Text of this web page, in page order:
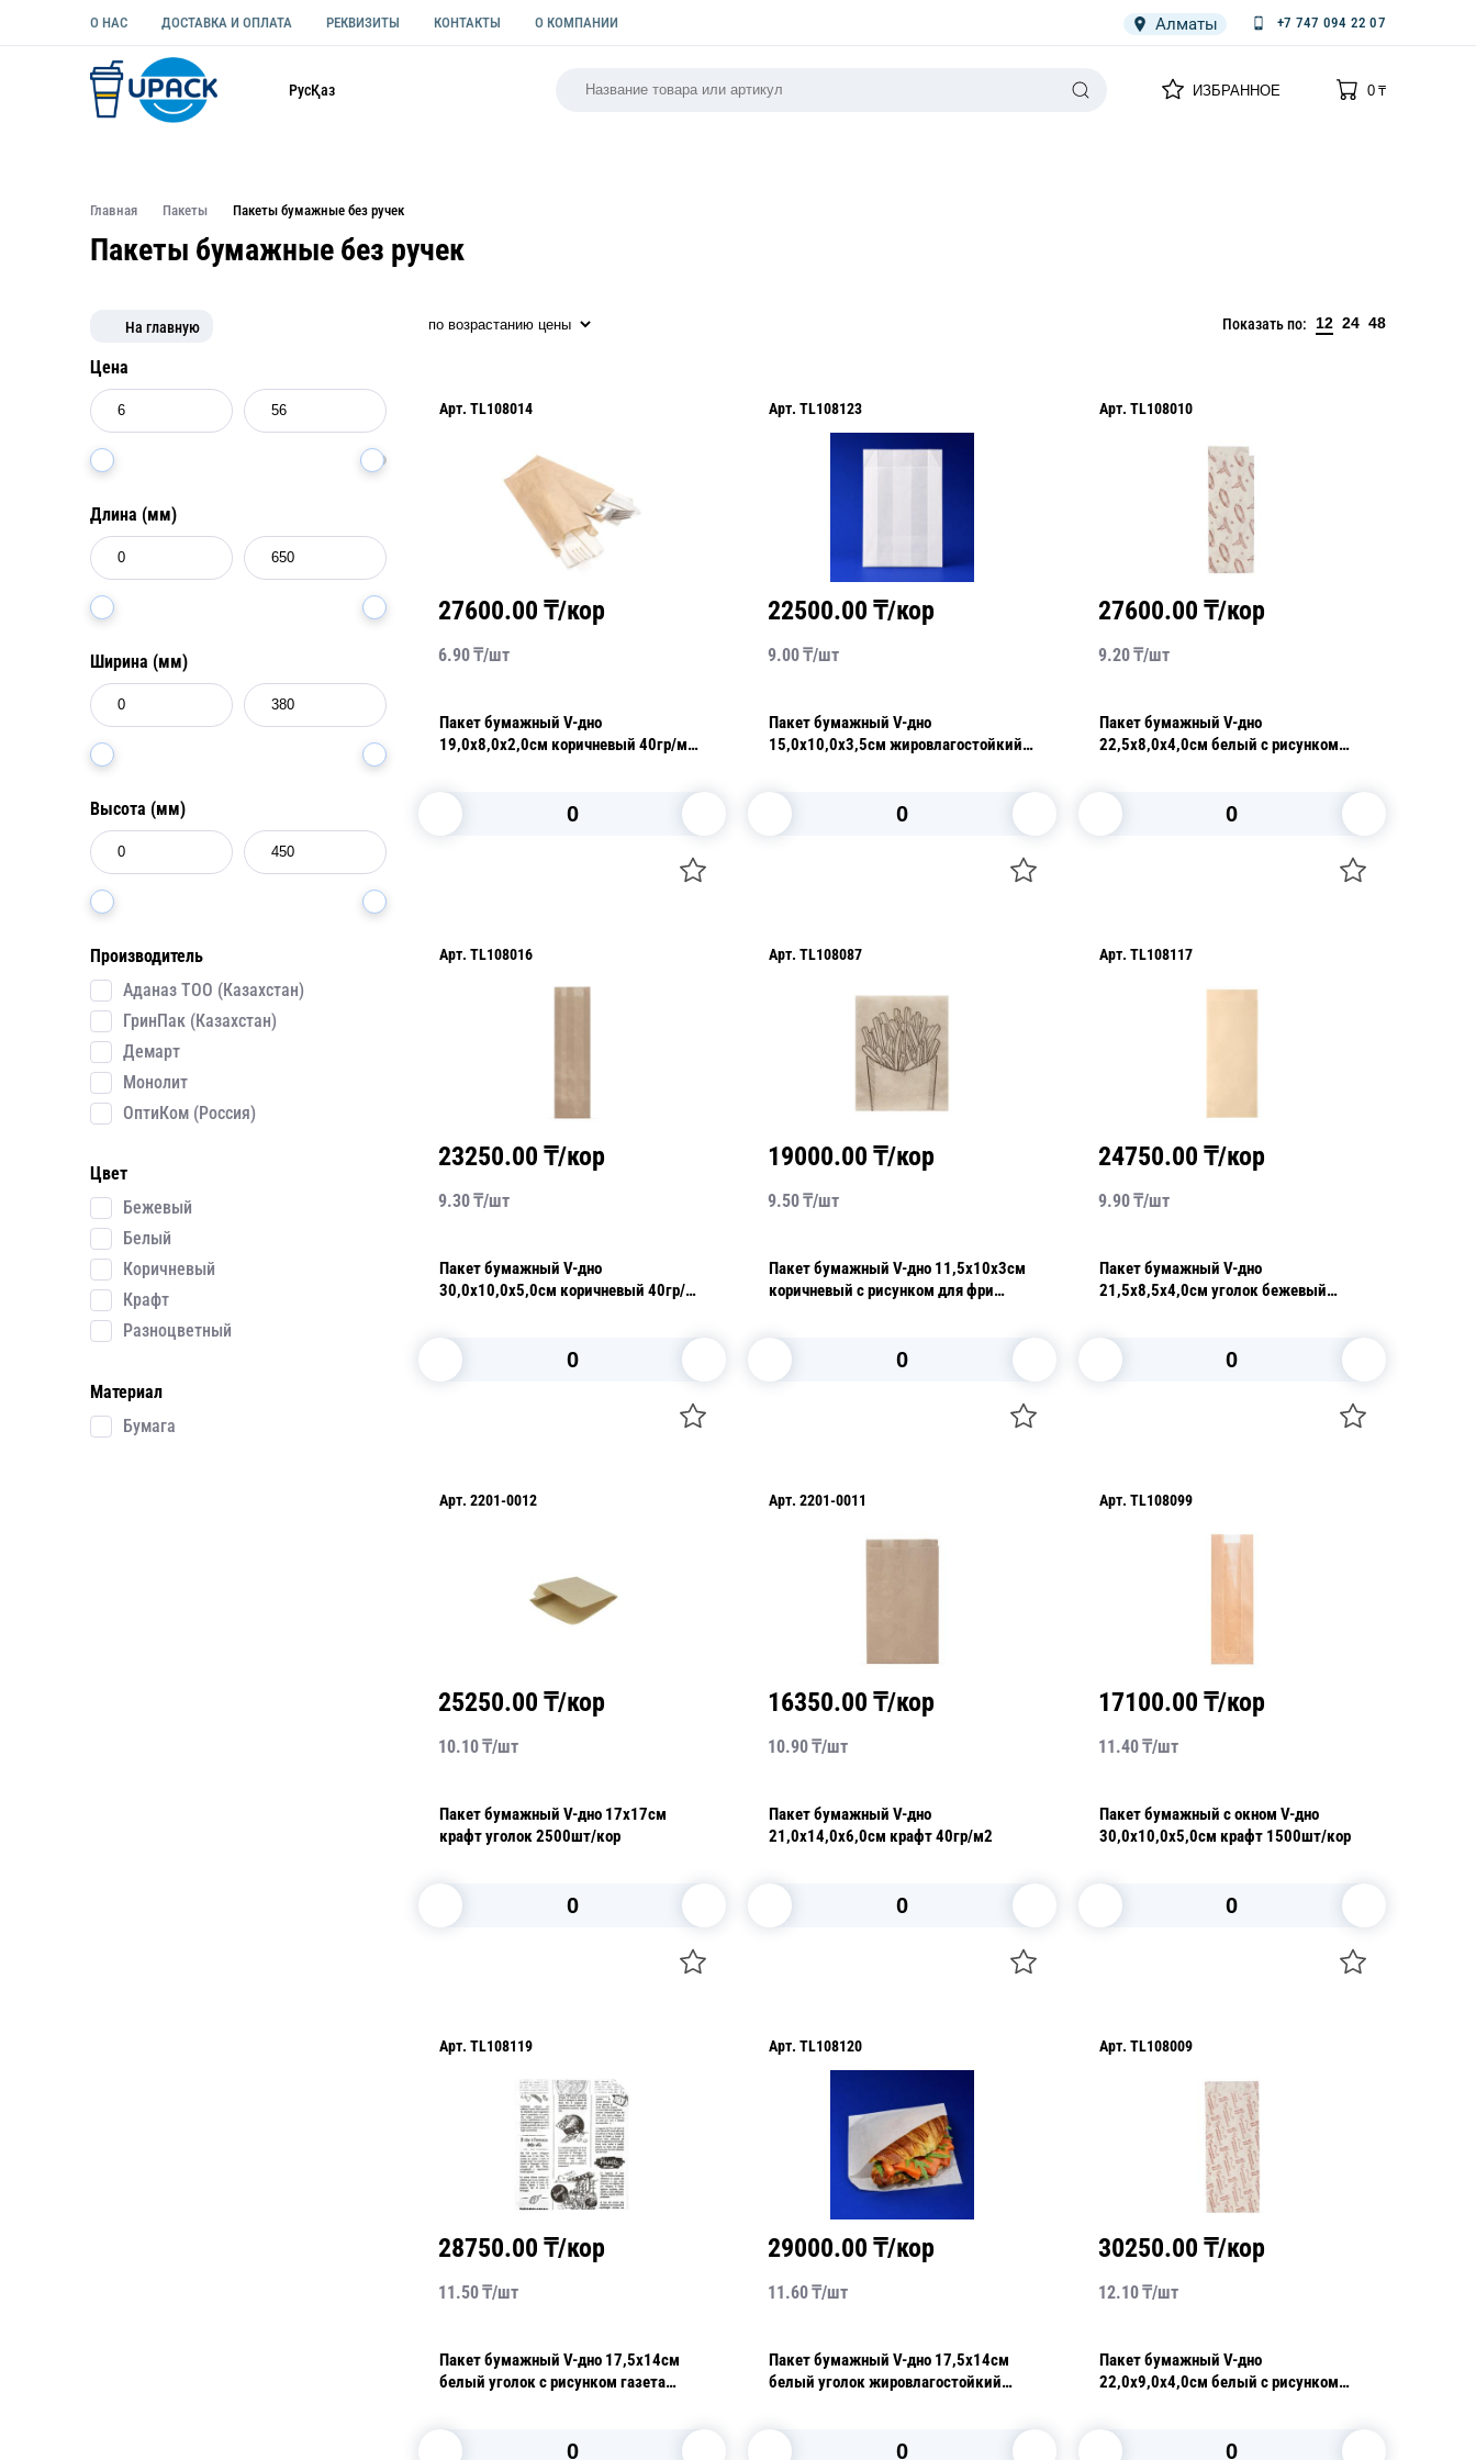
О НАС ДОСТАВКА И ОПЛАТА РЕКВИЗИТЫ КОНТАКТЫ О КОМПАНИИ Алматы +7 747 094 22 07
РусҚаз ИЗБРАННОЕ
0
0₸
Главная Пакеты Пакеты бумажные без ручек
Пакеты бумажные без ручек
На главную
Цена
Длина (мм)
Ширина (мм)
Высота (мм)
Производитель
Аданаз ТОО (Казахстан)
ГринПак (Казахстан)
Демарт
Монолит
ОптиКом (Россия)
Цвет
Бежевый
Белый
Коричневый
Крафт
Разноцветный
Материал
Бумага
Показать по: 12 24 48
Арт. TL108014
27600.00 ₸/кор
6.90₸/шт
Пакет бумажный V-дно
19,0х8,0х2,0см коричневый 40гр/м2
Арт.TL108123
22500.00 ₸/кор
9.00₸/шт
Пакет бумажный V-дно
15,0x10,0х3,5см жировлагостойкий
Арт. TL108010
27600.00 ₸/кор
9.20₸/шт
Пакет бумажный V-дно
22,5х8,0х4,0см белый с рисунком
40гр/м2 100шт/уп
Арт. TL108016
23250.00 ₸/кор
9.30₸/шт
Пакет бумажный V-дно
30,0х10,0х5,0см коричневый 40гр/м2
Арт.TL108087
19000.00 ₸/кор
9.50₸/шт
Пакет бумажный V-дно 11,5х10х3см
коричневый с рисунком для фри
2000шт/кор
Арт. TL108117
24750.00 ₸/кор
9.90₸/шт
Пакет бумажный V-дно
21,5х8,5х4,0см уголок бежевый
100шт/уп
Арт. 2201-0012
25250.00 ₸/кор
10.10₸/шт
Пакет бумажный V-дно 17х17см
крафт уголок 2500шт/кор
Арт.2201-0011
16350.00 ₸/кор
10.90₸/шт
Пакет бумажный V-дно
21,0х14,0х6,0см крафт 40гр/м2
Арт. TL108099
17100.00 ₸/кор
11.40₸/шт
Пакет бумажный с окном V-дно
30,0х10,0х5,0см крафт 1500шт/кор
Арт. TL108119
28750.00 ₸/кор
11.50₸/шт
Пакет бумажный V-дно 17,5х14см
белый уголок с рисунком газета
Арт.TL108120
29000.00 ₸/кор
11.60₸/шт
Пакет бумажный V-дно 17,5х14см
белый уголок жировлагостойкий
Арт. TL108009
30250.00 ₸/кор
12.10₸/шт
Пакет бумажный V-дно
22,0х9,0х4,0см белый с рисунком
35гр/м2 100 шт/уп